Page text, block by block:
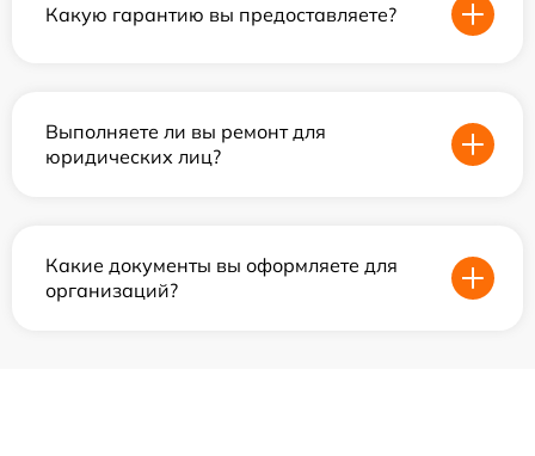
Какую гарантию вы предоставляете?
Выполняете ли вы ремонт для
юридических лиц?
Какие документы вы оформляете для
организаций?